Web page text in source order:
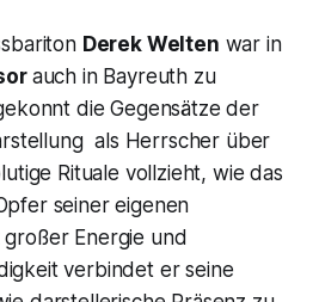
Derek Welten war in
auch in Bayreuth zu
die Gegensätze der
als Herrscher über
Rituale vollzieht, wie das
seiner eigenen
Energie und
verbindet er seine